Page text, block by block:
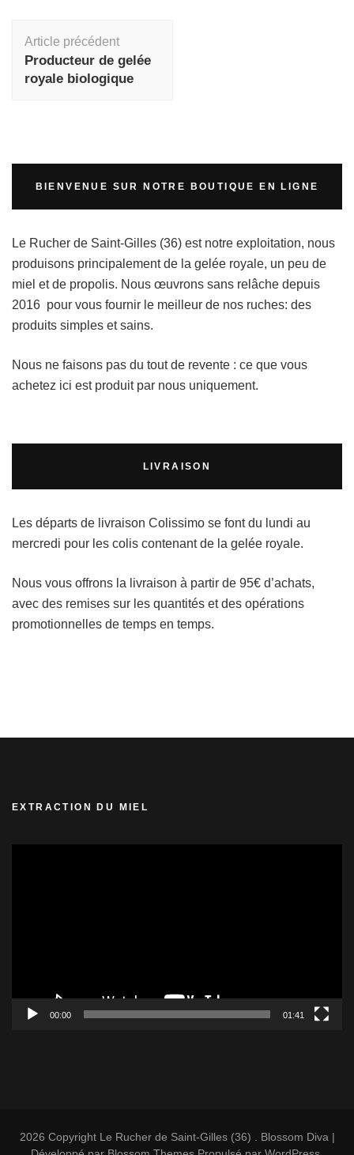
d'article
Article précédent
Producteur de gelée
royale biologique
BIENVENUE SUR NOTRE BOUTIQUE EN LIGNE
Le Rucher de Saint-Gilles (36) est notre exploitation, nous
produisons principalement de la gelée royale, un peu de
miel et de propolis. Nous œuvrons sans relâche depuis
2016 pour vous fournir le meilleur de nos ruches: des
produits simples et sains.
Nous ne faisons pas du tout de revente : ce que vous
achetez ici est produit par nous uniquement.
LIVRAISON
Les départs de livraison Colissimo se font du lundi au
mercredi pour les colis contenant de la gelée royale.
Nous vous offrons la livraison à partir de 95€ d’achats,
avec des remises sur les quantités et des opérations
promotionnelles de temps en temps.
EXTRACTION DU MIEL
00:00 01:41
2026 Copyright Le Rucher de Saint-Gilles (36) . Blossom Diva |